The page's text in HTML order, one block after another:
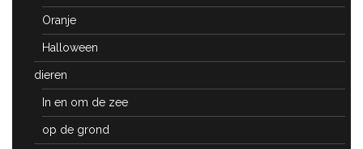
Oranje
Halloween
dieren
In en om de zee
op de grond